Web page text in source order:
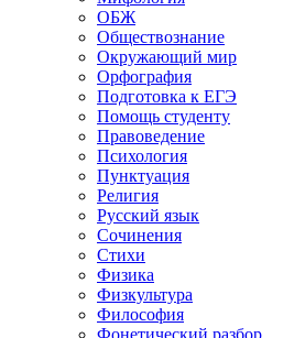
ОБЖ
Обществознание
Окружающий мир
Орфография
Подготовка к ЕГЭ
Помощь студенту
Правоведение
Психология
Пунктуация
Религия
Русский язык
Сочинения
Стихи
Физика
Физкультура
Философия
Фонетический разбор